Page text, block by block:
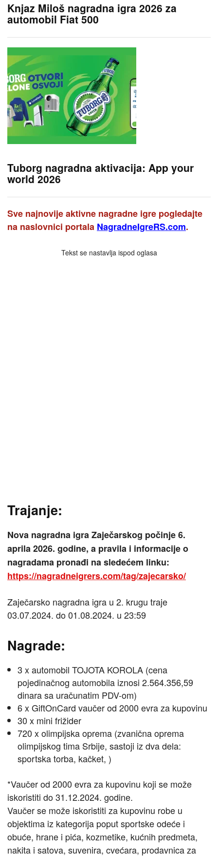
Knjaz Miloš nagradna igra 2026 za
automobil Fiat 500
Tuborg nagradna aktivacija: App your
world 2026
Sve najnovije aktivne nagradne igre pogledajte
na naslovnici portala NagradneIgreRS.com.
Tekst se nastavlja ispod oglasa
Trajanje:
Nova nagradna igra Zaječarskog počinje 6.
aprila 2026. godine, a pravila i informacije o
nagradama pronađi na sledećem linku:
https://nagradneigrers.com/tag/zajecarsko/
Zaječarsko nagradna igra u 2. krugu traje
03.07.2024. do01.08.2024. u 23:59
Nagrade:
3 x automobil TOJOTA KOROLA (cena
pojedinačnog automobila iznosi 2.564.356,59
dinara sa uračunatim PDV-om)
6 x GiftOnCard vaučer od 2000 evra za kupovinu
30 x mini frižider
720 x olimpijska oprema (zvanična oprema
olimpijskog tima Srbije, sastoji iz dva dela:
sportska torba, kačket, )
*Vaučer od 2000 evra za kupovinu koji se može
iskoristiti do 31.12.2024. godine.
Vaučer se može iskoristiti za kupovinu robe u
objektima iz kategorija poput sportske odeće i
obuće, hrane i pića, kozmetike, kućnih predmeta,
nakita i satova, suvenira, cvećara, prodavnica za